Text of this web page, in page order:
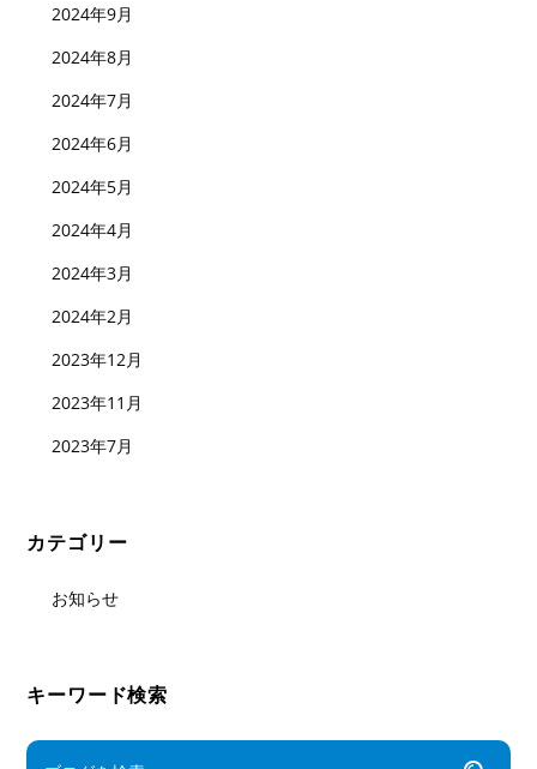
2024年9月
2024年8月
2024年7月
2024年6月
2024年5月
2024年4月
2024年3月
2024年2月
2023年12月
2023年11月
2023年7月
カテゴリー
お知らせ
キーワード検索